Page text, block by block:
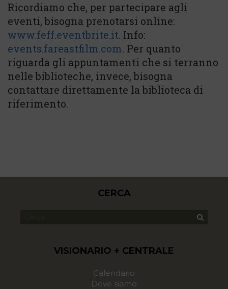
Ricordiamo che, per partecipare agli
eventi, bisogna prenotarsi online:
www.feff.eventbrite.it. Info:
events.fareastfilm.com. Per quanto
riguarda gli appuntamenti che si terranno
nelle biblioteche, invece, bisogna
contattare direttamente la biblioteca di
riferimento.
CERCA
VISIONARIO + CENTRALE
Calendario
Dove siamo